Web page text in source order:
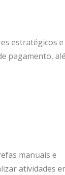
estratégicos e
pagamento,
manuais e
atividades